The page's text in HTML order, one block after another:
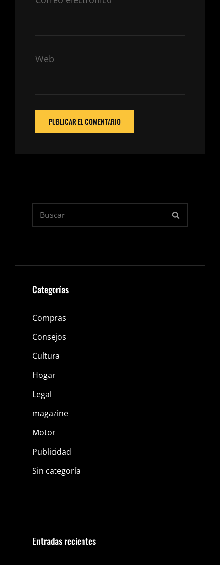
Web
Categorías
Compras
Consejos
Cultura
Hogar
Legal
magazine
Motor
Publicidad
Sin categoría
Entradas recientes